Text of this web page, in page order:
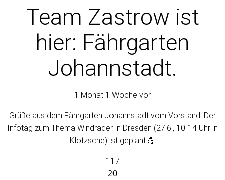
Team Zastrow ist
hier: Fährgarten
Johannstadt.
1 Monat 1 Woche vor
Grüße aus dem Fährgarten Johannstadt vom Vorstand! Der
Infotag zum Thema Windräder in Dresden (27.6., 10-14 Uhr in
Klotzsche) ist geplant.💪
117
20